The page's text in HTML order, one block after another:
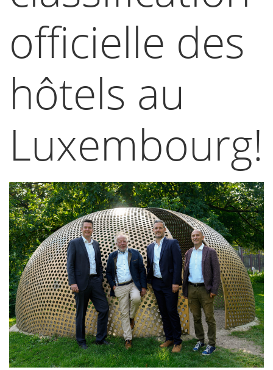
officielle des
hôtels au
Luxembourg!